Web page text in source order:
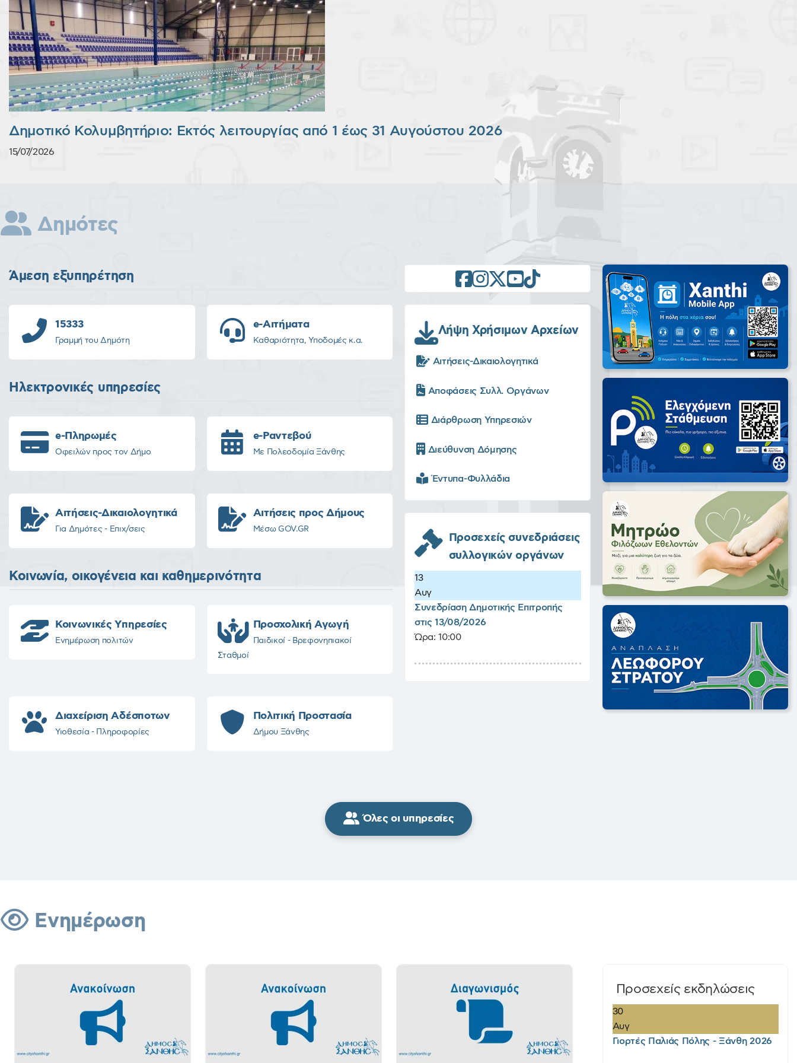
Δημοτικό Κολυμβητήριο: Εκτός λειτουργίας από 1 έως 31 Αυγούστου 2026
15/07/2026
Δημότες
Άμεση εξυπηρέτηση
15333
Γραμμή του Δημότη
e-Αιτήματα
Καθαριότητα, Υποδομές κ.α.
Ηλεκτρονικές υπηρεσίες
e-Πληρωμές
Οφειλών προς τον Δήμο
e-Ραντεβού
Με Πολεοδομία Ξάνθης
Αιτήσεις-Δικαιολογητικά
Για Δημότες - Επιχ/σεις
Αιτήσεις προς Δήμους
Μέσω GOV.GR
Κοινωνία, οικογένεια και καθημερινότητα
Κοινωνικές Υπηρεσίες
Ενημέρωση πολιτών
Προσχολική Αγωγή
Παιδικοί - Βρεφονηπιακοί
Σταθμοί
Διαχείριση Αδέσποτων
Υιοθεσία - Πληροφορίες
Πολιτική Προστασία
Δήμου Ξάνθης
Λήψη Χρήσιμων Αρχείων
Αιτήσεις-Δικαιολογητικά
Αποφάσεις Συλλ. Οργάνων
Διάρθρωση Υπηρεσιών
Διεύθυνση Δόμησης
Έντυπα-Φυλλάδια
Προσεχείς συνεδριάσεις
συλλογικών οργάνων
13
Αυγ
Συνεδρίαση Δημοτικής Επιτροπής
στις 13/08/2026
Ώρα: 10:00
Όλες οι υπηρεσίες
Ενημέρωση
Προσεχείς εκδηλώσεις
30
Αυγ
Γιορτές Παλιάς Πόλης - Ξάνθη 2026